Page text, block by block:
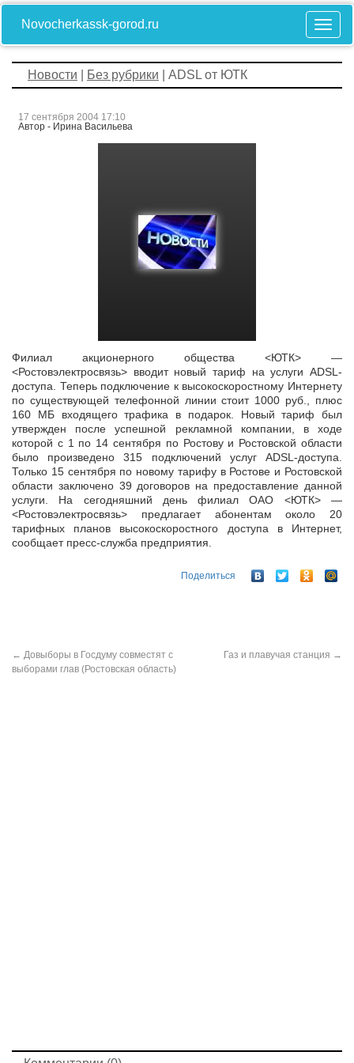
Novocherkassk-gorod.ru
Новости Без рубрики | АDSL от ЮТК
17 сентября 2004 17:10
Автор - Ирина Васильева
Филиал акционерного общества <ЮТК> —
<Ростовэлектросвязь> вводит новый тариф на услуги ADSL-
доступа. Теперь подключение к высокоскоростному Интернету
по существующей телефонной линии стоит 1000 руб.,
плюс
160 МБ входящего трафика в подарок. Новый тариф был
утвержден после успешной рекламной компании, в ходе
которой с 1 по 14 сентября по Ростову и Ростовской области
было произведено 315 подключений услуг ADSL-доступа.
Только 15 сентября по новому тарифу в Ростове и Ростовской
области заключено 39 договоров на предоставление данной
услуги. На сегодняшний день филиал ОАО <ЮТК> —
<Ростовэлектросвязь> предлагает абонентам около 20
тарифных планов высокоскоростного доступа в Интернет,
сообщает пресс-служба предприятия.
Поделиться
← Довыборы в Госдуму совместят с
выборами глав (Ростовская область)
Газ и плавучая станция →